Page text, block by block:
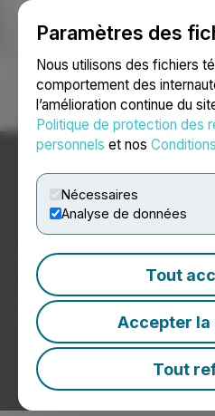
Paramètres des
Nous utilisons des fichiers
comportement des
l’amélioration continue du
Politique de protection des
personnels et nos
Nécessaires
Analyse de données
Tout
Accepter la
Tout
Ouvrir une session
Nouvelles
autochtones
Communiqués de presse de